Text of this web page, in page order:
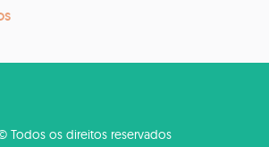
Todos os direitos reservados